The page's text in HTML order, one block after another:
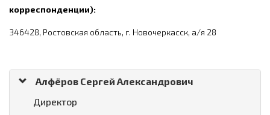
корреспонденции):
346428, Ростовская область, г. Новочеркасск, а/я 28
Алфёров Сергей Александрович
Директор